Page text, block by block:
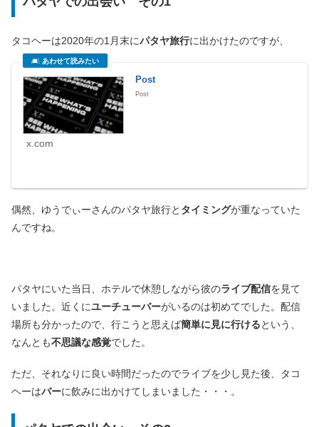
タコヘーは2020年の1月末にパタヤ旅行に出かけたのですが、
Post
Post
x.com
偶然、ゆうでぃーさんのパタヤ旅行と タイミングが重なっていた
んですね。
パタヤにいた当日、ホテルで休憩しながら彼のライブ配信を見て
いました。近くにユーチューバーがいるのは初めてでした。配信
場所も分かったので、行こうと思えば簡単に見に行けるという、
なんとも不思議な感覚でした。
ただ、それなりに良い時間だったのでライブを少し見た後、タコ
ヘーはバーに飲みに出かけてしまいました・・・。